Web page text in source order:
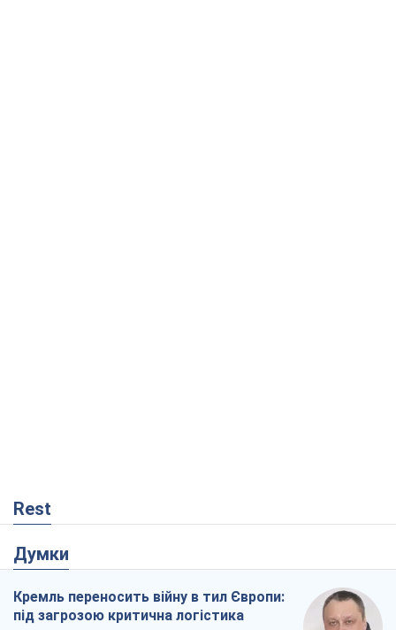
Rest
Думки
Кремль переносить війну в тил Європи:
під загрозою критична логістика